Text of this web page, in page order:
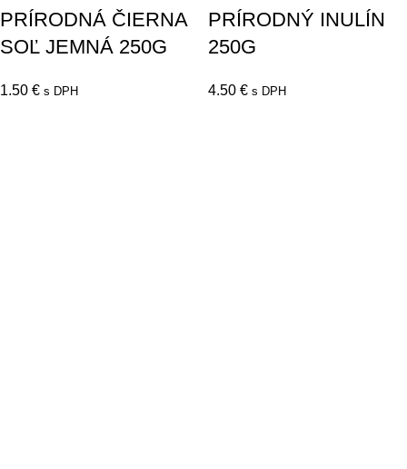
PRÍRODNÁ ČIERNA
SOĽ JEMNÁ 250G
1.50 € s DPH
PRÍRODNÝ INULÍN
250G
4.50 € s DPH